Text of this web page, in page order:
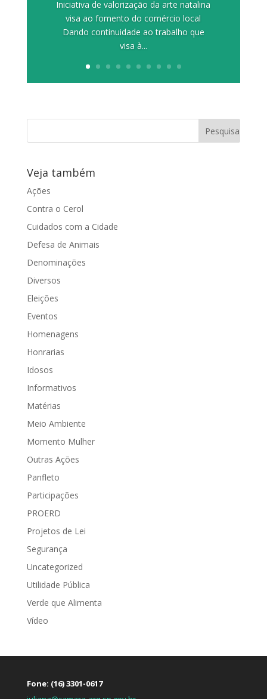
Iniciativa de valorização da arte natalina
visa ao fomento do comércio local
Dando continuidade ao trabalho que
visa à...
Veja também
Ações
Contra o Cerol
Cuidados com a Cidade
Defesa de Animais
Denominações
Diversos
Eleições
Eventos
Homenagens
Honrarias
Idosos
Informativos
Matérias
Meio Ambiente
Momento Mulher
Outras Ações
Panfleto
Participações
PROERD
Projetos de Lei
Segurança
Uncategorized
Utilidade Pública
Verde que Alimenta
Vídeo
Fone: (16) 3301-0617